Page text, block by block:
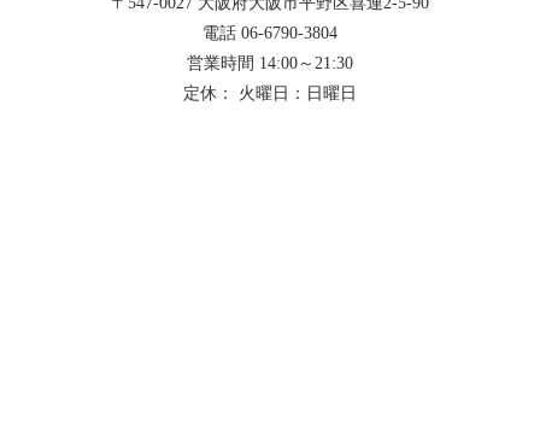
電話 06-6790-3804
営業時間 14:00～21:30
定休： 火曜日：日曜日